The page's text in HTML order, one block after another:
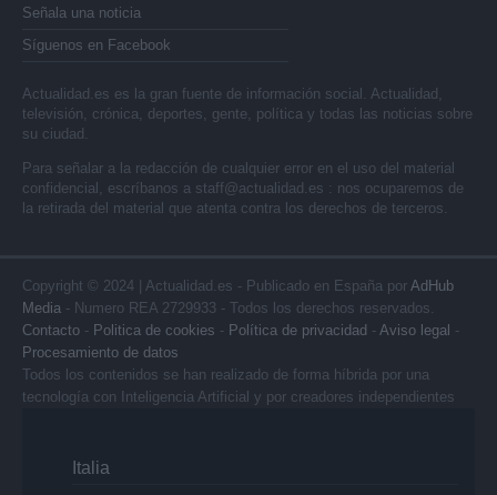
Señala una noticia
Síguenos en Facebook
Actualidad.es es la gran fuente de información social. Actualidad,
televisión, crónica, deportes, gente, política y todas las noticias sobre
su ciudad.
Para señalar a la redacción de cualquier error en el uso del material
confidencial, escríbanos a staff@actualidad.es : nos ocuparemos de
la retirada del material que atenta contra los derechos de terceros.
Copyright © 2024 | Actualidad.es - Publicado en España por AdHub
Media - Numero REA 2729933 - Todos los derechos reservados.
Contacto - Politica de cookies - Política de privacidad - Aviso legal -
Procesamiento de datos
Todos los contenidos se han realizado de forma híbrida por una
tecnología con Inteligencia Artificial y por creadores independientes
Italia